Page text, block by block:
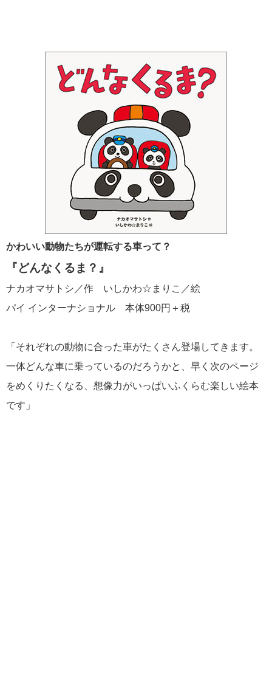
かわいい動物たちが運転する車って？
『どんなくるま？』
ナカオマサトシ／作 いしかわ☆まりこ／絵
パイ インターナショナル 本体900円＋税
「それぞれの動物に合った車がたくさん登場してきます。
一体どんな車に乗っているのだろうかと、早く次のページ
をめくりたくなる、想像力がいっぱいふくらむ楽しい絵本
です」